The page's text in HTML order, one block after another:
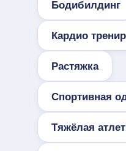
Бодибилдинг
Кардио
Растяжка
Спортивная
Тяжёлая